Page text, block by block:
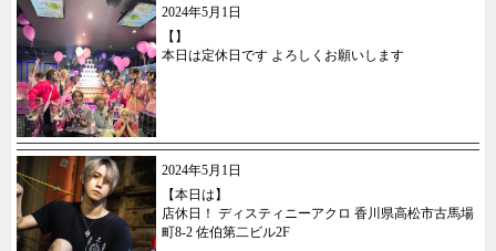
2024年5月1日
【】
本日は定休日です よろしくお願いします
2024年5月1日
【本日は】
店休日！ ディスティニーアクロ 香川県高松市古馬場
町8-2 佐伯第二ビル2F